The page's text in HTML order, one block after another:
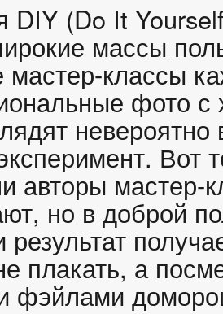
(Do It
массы
классы
фото
невероятно
Вот
авторы мастер-
но в доброй
результат
плакать, а
фэйлами